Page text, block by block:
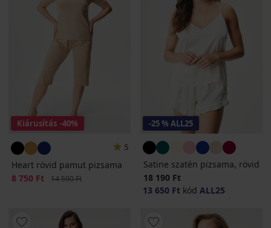
Kiárusítás -40%
5
Heart rövid pamut pizsama
Kedvezmény
8 750 Ft Eredeti ár
14 590 Ft
-25 % ALL25
Satine szatén pizsama, rövid
18 190 Ft
13 650 Ft kód ALL25